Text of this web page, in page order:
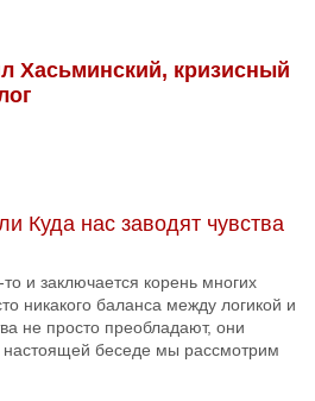
Хасьминский, кризисный
Куда нас заводят чувства
и заключается корень многих
никакого баланса между логикой и
не просто преобладают, они
беседе мы рассмотрим